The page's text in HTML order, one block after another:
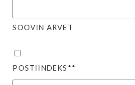
SOOVIN ARVET
POSTIINDEKS**